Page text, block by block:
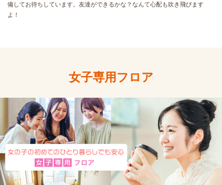
備してお待ちしています。友達ができるかな？なんて心配も吹き飛びます
よ！
女子専用フロア